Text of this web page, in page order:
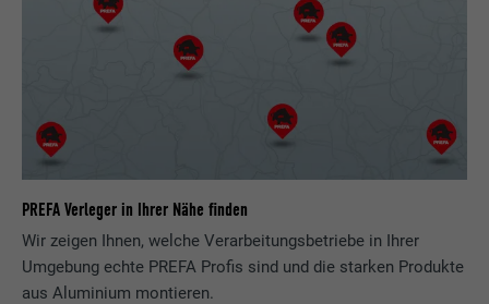
PREFA Verleger in Ihrer Nähe finden
Wir zeigen Ihnen, welche Verarbeitungsbetriebe in Ihrer
Umgebung echte PREFA Profis sind und die starken Produkte
aus Aluminium montieren.
Laufzeit
Wird von Pinterest verwendet, um die
Name
Anbieter Adsymptotic.com
Laufzeit 1 Monat